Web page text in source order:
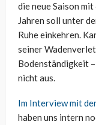
die neue Saison
Jahren soll unter
Ruhe einkehren.
seiner
Bodenständigkeit
nicht aus.
Im Interview mit
haben uns intern